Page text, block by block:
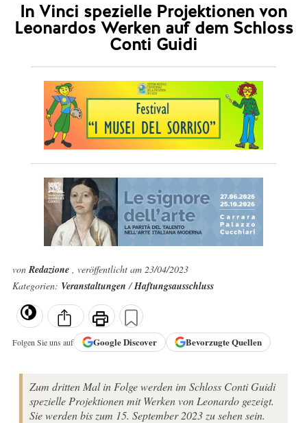
In Vinci spezielle Projektionen von
Leonardos Werken auf dem Schloss
Conti Guidi
vonRedazione , veröffentlicht am 23/04/2023
Kategorien: Veranstaltungen/Haftungsausschluss
Folgen Sie uns auf GoogleDiscover Bevorzugte Quellen
Zum dritten Mal in Folge werden im Schloss Conti Guidi
spezielle Projektionen mit Werken von Leonardo gezeigt.
Sie werden bis zum 15. September 2023 zu sehen sein.